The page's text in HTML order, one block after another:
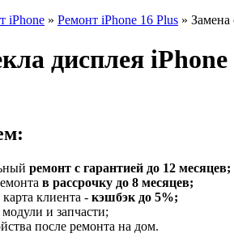
iPhone » Ремонт iPhone 16 Plus » Замена
дисплея
ремонт с гарантией до 12 месяцев;
в рассрочку до 8 месяцев;
клиента - кэшбэк до 5%;
и запчасти;
после ремонта на дом.